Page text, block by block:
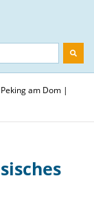
Peking am Dom |